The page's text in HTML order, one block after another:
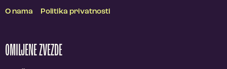
O nama Politika privatnosti
OMILJENE ZVEZDE